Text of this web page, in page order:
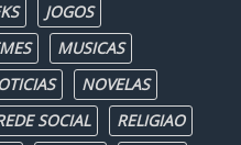
JOGOS
MUSICAS
NOVELAS
SOCIAL
RELIGIAO